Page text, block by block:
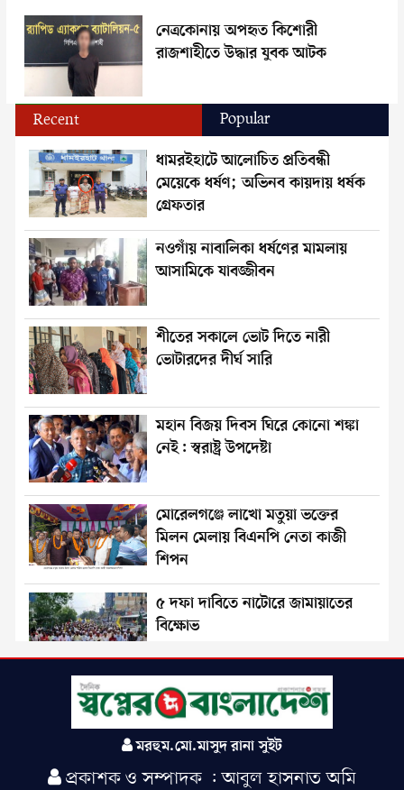
নেত্রকোনায় অপহৃত কিশোরী
রাজশাহীতে উদ্ধার যুবক আটক
Recent Popular
ধামরইহাটে আলোচিত প্রতিবন্ধী
মেয়েকে ধর্ষণ; অভিনব কায়দায় ধর্ষক
গ্রেফতার
নওগাঁয় নাবালিকা ধর্ষণের মামলায়
আসামিকে যাবজ্জীবন
শীতের সকালে ভোট দিতে নারী
ভোটারদের দীর্ঘ সারি
মহান বিজয় দিবস ঘিরে কোনো শঙ্কা
নেই: স্বরাষ্ট্র উপদেষ্টা
মোরেলগঞ্জে লাখো মতুয়া ভক্তের
মিলন মেলায় বিএনপি নেতা কাজী
শিপন
৫ দফা দাবিতে নাটোরে জামায়াতের
বিক্ষোভ
রাজশাহী জেলা পূর্ব শাখা
ছাত্রশিবিরের উদ্যোগে দায়িত্বশীল
সমাবেশ অনুষ্ঠিত
শাপলা প্রতীকের ব্যাপারে নির্বাচন
মরহুম.মো.মাসুদ রানা সুইট
প্রকাশক ও সম্পাদক : আবুল হাসনাত অমি